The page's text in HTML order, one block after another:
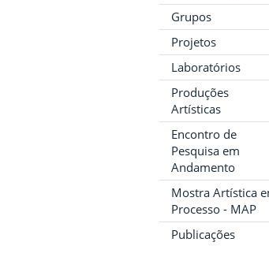
Grupos
Projetos
Laboratórios
Produções
Artísticas
Encontro de
Pesquisa em
Andamento
Mostra Artística
Processo - MAP
Publicações